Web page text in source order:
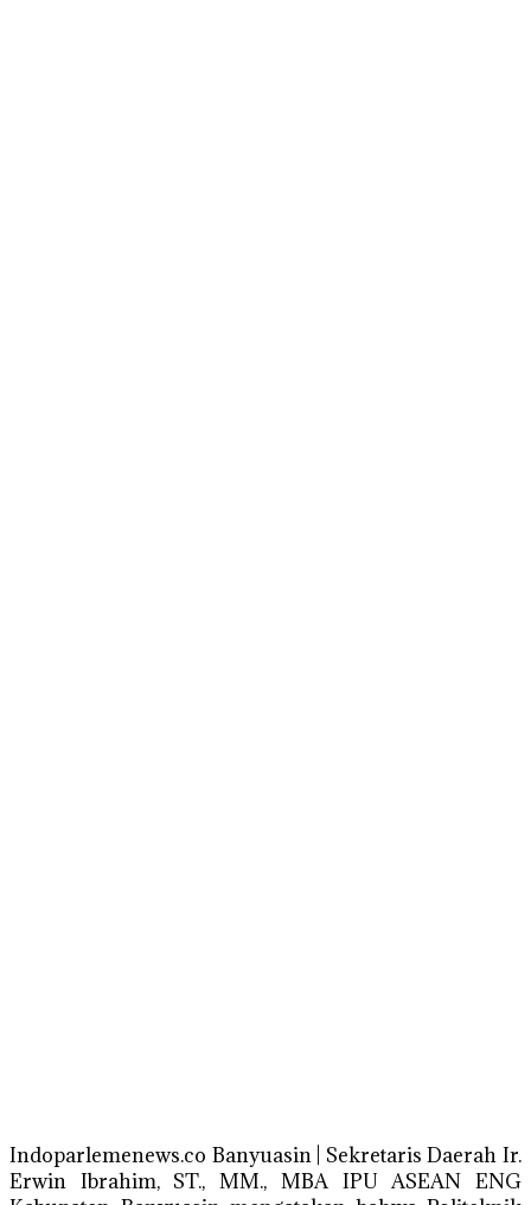
Indoparlemenews.co Banyuasin | Sekretaris Daerah Ir.
Erwin Ibrahim, ST., MM., MBA IPU ASEAN ENG